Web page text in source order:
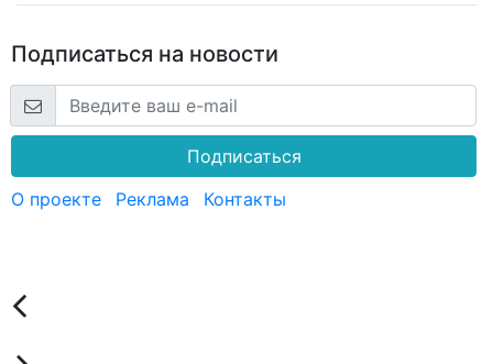
Подписаться на новости
Подписаться
О проекте
Реклама Контакты